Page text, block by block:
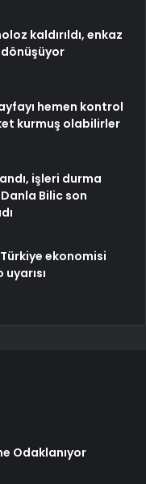
kaldırıldı, enkaz
hemen kontrol
kurmuş olabilirler
işleri durma
Bilic son
ekonomisi
Odaklanıyor